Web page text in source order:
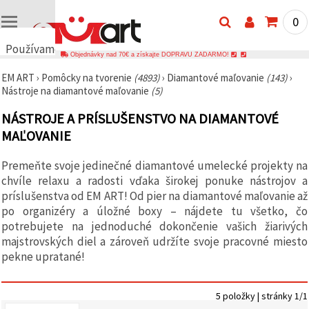
Používame
🍪
Používame
podobné
technológie,
aby sme
správne
fungovanie
webovej
stránky,
zlepšili váš
používateľský
zážitok a s
vaším
súhlasom
analyzovali
a
0
Objednávky nad 70€ a získajte DOPRAVU ZADARMO!
EM ART › Pomôcky na tvorenie (4893)› Diamantové maľovanie (143)›
Nástroje na diamantové maľovanie (5)
NÁSTROJE A PRÍSLUŠENSTVO NA DIAMANTOVÉ
MAĽOVANIE
Premeňte svoje jedinečné diamantové umelecké projekty na
chvíle relaxu a radosti vďaka širokej ponuke nástrojov a
príslušenstva od EM ART! Od pier na diamantové maľovanie až
po organizéry a úložné boxy – nájdete tu všetko, čo
potrebujete na jednoduché dokončenie vašich žiarivých
majstrovských diel a zároveň udržíte svoje pracovné miesto
pekne upratané!
5 položky | stránky 1/1